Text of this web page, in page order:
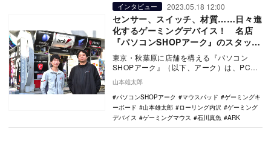
インタビュー 2023.05.18 12:00
センサー、スイッチ、材質……日々進
化するゲーミングデバイス！ 名店
『パソコンSHOPアーク』のスタッフ
が語る“自分の感覚を信じて選ぶ重要
性”
東京・秋葉原に店舗を構える『パソコン
SHOPアーク』（以下、アーク）は、PCパ
ーツや周辺機器、PCのBTO（受注生産）販
売、ゲー…
山本雄太郎
パソコンSHOPアーク
マウスパッド
ゲーミングキ
ーボード
山本雄太郎 ローリング内沢
ゲーミング
デバイス
ゲーミングマウス 石川真魚 ARK